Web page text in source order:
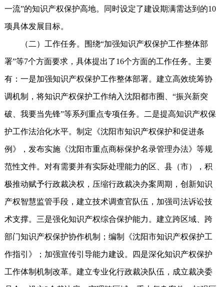
一流”的知识产权保护高地。同时设定了建设期满需达到的10
项具体发展目标。
（二）工作任务。围绕“加强知识产权保护工作整体部
署”等7个方面要求，具体提出了16个方面的工作任务。主要
有：一是加强知识产权保护工作整体部署。建立高效统筹协
调机制，将知识产权保护工作纳入沈阳都市圈、“振兴新突
破、我要当先锋”等系列重点专项任务。二是提高知识产权保
护工作法治化水平。制定《沈阳市知识产权保护和促进条
例》，发布实施《沈阳市重点商标保护名录管理办法》等规
范性文件。对有需要并有实际处理能力的区、县（市），积
极推动赋予行政裁决权，压缩行政裁决办案周期，创新知识
产权智慧监管手段，建立技术调查官队伍，加强司法诉讼技
术支撑。三是强化知识产权综合保护能力。建立跨区域、跨
部门知识产权保护协作机制；编制《沈阳市知识产权保护工
作指引》；加强宣传引导能力建设。四是深化知识产权保护
工作体制机制改革。建立专业化行政裁决队伍，成立裁决委